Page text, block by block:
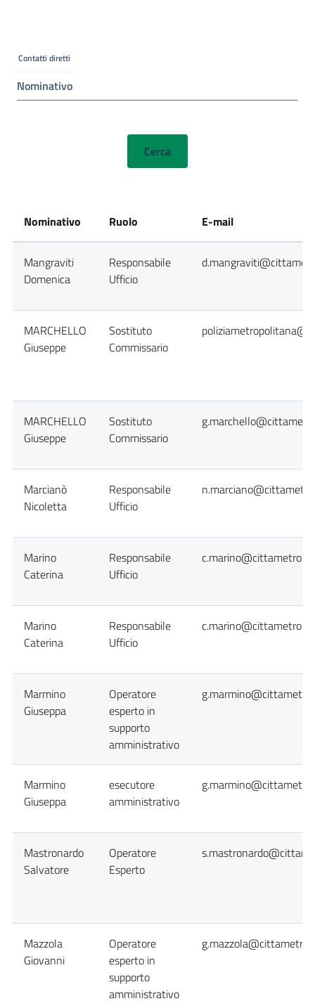
Contatti diretti
Nominativo
Nominativo Ruolo E-mail
Mangraviti
Domenica
Responsabile
Ufficio
MARCHELLO
Giuseppe
Sostituto
Commissario
MARCHELLO
Giuseppe
Sostituto
Commissario
Marcianò
Nicoletta
Responsabile
Ufficio
Marino
Caterina
Responsabile
Ufficio
Marino
Caterina
Responsabile
Ufficio
Marmino
Giuseppa
Operatore
esperto in
supporto
amministrativo
Marmino
Giuseppa
esecutore
amministrativo
Mastronardo
Salvatore
Operatore
Esperto
Mazzola
Giovanni
Operatore
esperto in
supporto
amministrativo